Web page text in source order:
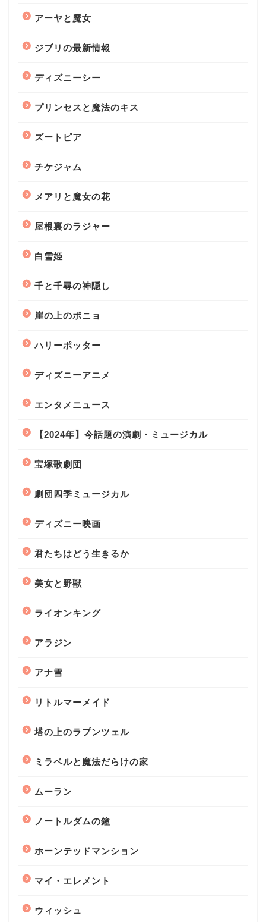
アーヤと魔女
ジブリの最新情報
ディズニーシー
プリンセスと魔法のキス
ズートピア
チケジャム
メアリと魔女の花
屋根裏のラジャー
白雪姫
千と千尋の神隠し
崖の上のポニョ
ハリーポッター
ディズニーアニメ
エンタメニュース
【2024年】今話題の演劇・ミュージカル
宝塚歌劇団
劇団四季ミュージカル
ディズニー映画
君たちはどう生きるか
美女と野獣
ライオンキング
アラジン
アナ雪
リトルマーメイド
塔の上のラプンツェル
ミラベルと魔法だらけの家
ムーラン
ノートルダムの鐘
ホーンテッドマンション
マイ・エレメント
ウィッシュ